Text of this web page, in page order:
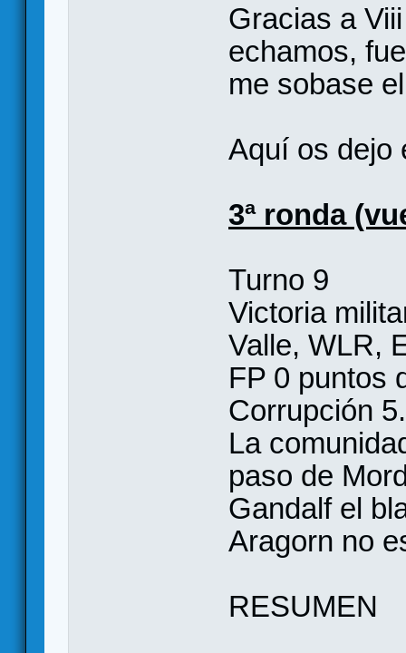
Gracias a
echamos,
me sobase
Aquí os dejo
3ª ronda
Turno 9
Victoria
Valle, WLR,
FP 0 puntos
Corrupción 5.
La
paso de
Gandalf el
Aragorn no
RESUMEN